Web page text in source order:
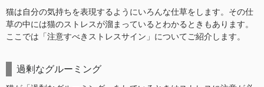
猫は自分の気持ちを表現するようにいろんな仕草をします。その仕
草の中には猫のストレスが溜まっているとわかるときもあります。
ここでは「注意すべきストレスサイン」についてご紹介します。
過剰なグルーミング